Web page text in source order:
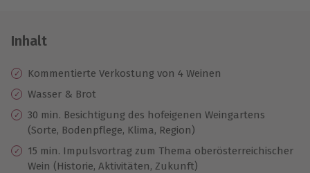
Inhalt
Kommentierte Verkostung von 4 Weinen
Wasser & Brot
30 min. Besichtigung des hofeigenen Weingartens
(Sorte, Bodenpflege, Klima, Region)
15 min. Impulsvortrag zum Thema oberösterreichischer
Wein (Historie, Aktivitäten, Zukunft)